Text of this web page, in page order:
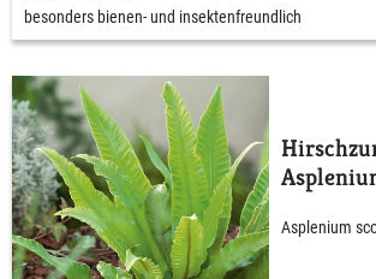
besonders bienen- und insektenfreundlich
Asplenium